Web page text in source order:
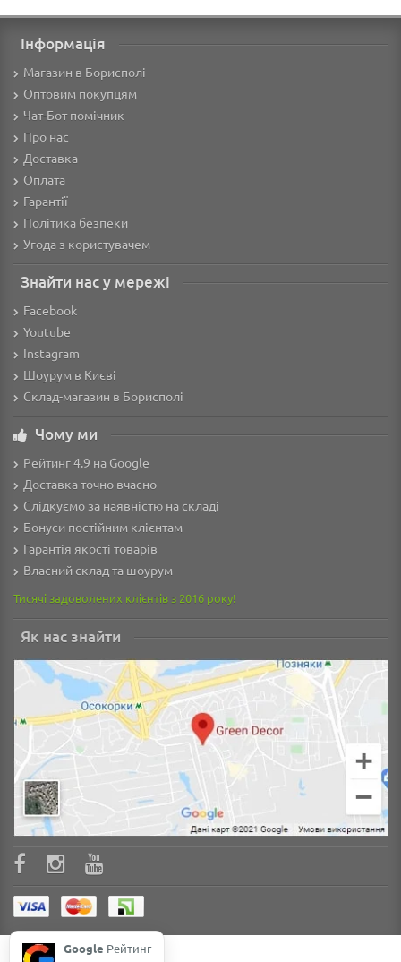
Інформація
Магазин в Борисполі
Оптовим покупцям
Чат-Бот помічник
Про нас
Доставка
Оплата
Гарантії
Політика безпеки
Угода з користувачем
Знайти нас у мережі
Facebook
Youtube
Instagram
Шоурум в Києві
Склад-магазин в Борисполі
Чому ми
Рейтинг 4.9 на Google
Доставка точно вчасно
Слідкуємо за наявністю на складі
Бонуси постійним клієнтам
Гарантія якості товарів
Власний склад та шоурум
Тисячі задоволених клієнтів з 2016 року!
Як нас знайти
Google Рейтинг